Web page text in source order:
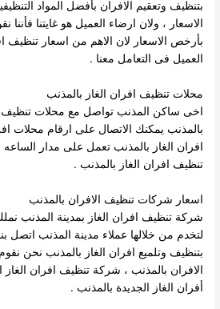
بتنظيف وتعقيم الافران بأفضل المواد
الاسعار ، ولان ارضاء العميل هو غايتنا
بأرخص الاسعار لان الاهم من اسعار تنظيف
العميل فى التعامل معنا .
محلات تنظيف افران الغاز بالمذنب
اخى ساكن المذنب تواصل مع محلات تنظيف
بالمذنب يمكنك الاتصال على ارقام محلات
افران الغاز بالمذنب تعمل على مدار
تنظيف افران الغاز بالمذنب .
اسعار شركات تنظيف الافران بالمذنب
شركة تنظيف افران الغاز بمدينة المذنب
لتخدم من خلالها عملاء مدينة المذنب اتصل
بتنظيف وتلميع افران الغاز بالمذنب نحن
الافران بالمذنب ، شركة تنظيف افران
أفران الغاز الجديدة بالمذنب .